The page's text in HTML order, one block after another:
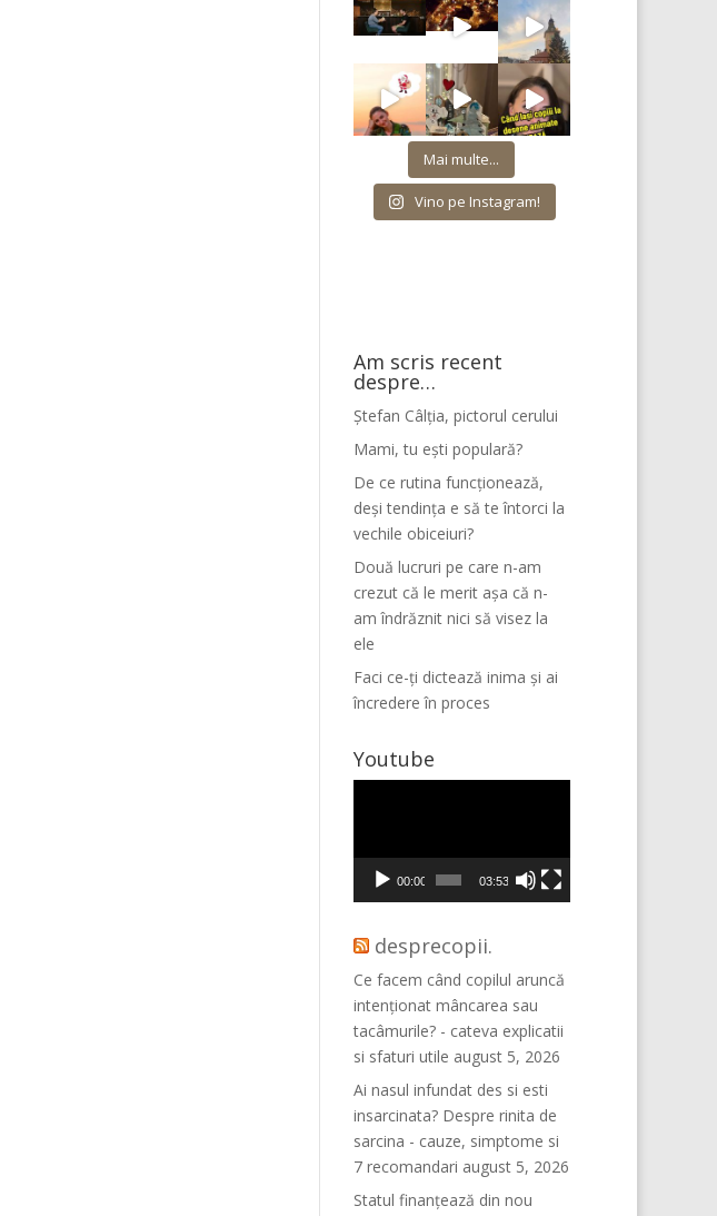
Mai multe...
Vino pe Instagram!
Am scris recent
despre…
Ștefan Câlția, pictorul cerului
Mami, tu ești populară?
De ce rutina funcționează,
deși tendința e să te întorci la
vechile obiceiuri?
Două lucruri pe care n-am
crezut că le merit așa că n-
am îndrăznit nici să visez la
ele
Faci ce-ți dictează inima și ai
încredere în proces
Youtube
00:00 03:53
desprecopii.
Ce facem când copilul aruncă
intenționat mâncarea sau
tacâmurile? - cateva explicatii
si sfaturi utile august 5, 2026
Ai nasul infundat des si esti
insarcinata? Despre rinita de
sarcina - cauze, simptome si
7 recomandari august 5, 2026
Statul finanțează din nou